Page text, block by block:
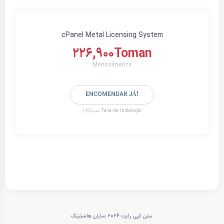
cPanel Metal Licensing System
226,900Toman
Mensalmente
ENCOMENDAR JÁ!
1,680,000 Taxa de Instalação
متن کپی رایت 2026 ساران هاستینگ.